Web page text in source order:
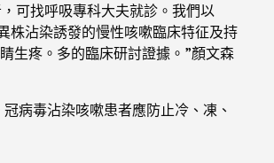
可找呼吸專科大夫就診。我們以
株沾染誘發的慢性咳嗽臨床特征及持
生疼。多的臨床研討證據。”顏文森
病毒沾染咳嗽患者應防止冷、凍、